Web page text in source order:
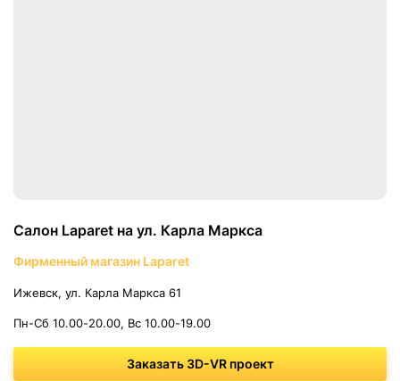
Салон Laparet на ул. Карла Маркса
Фирменный магазин Laparet
Ижевск, ул. Карла Маркса 61
Пн-Сб 10.00-20.00, Вс 10.00-19.00
Заказать 3D-VR проект